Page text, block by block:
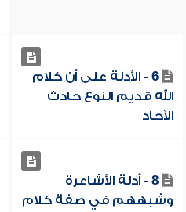
6 - الأدلة على أن كلام
الله قديم النوع حادث
الآحاد
8 - أدلة الأشاعرة
وشبههم في صفة كلام